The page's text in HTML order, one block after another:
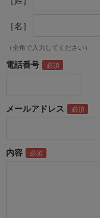
［名］
（全角で入力してください）
電話番号
メールアドレス
内容